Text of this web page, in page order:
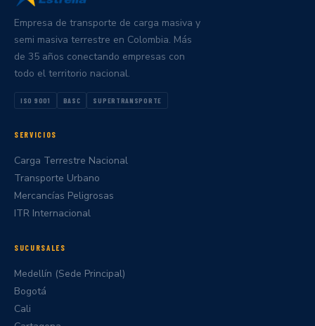
Empresa de transporte de carga masiva y
semi masiva terrestre en Colombia. Más
de 35 años conectando empresas con
todo el territorio nacional.
ISO 9001 BASC SUPERTRANSPORTE
SERVICIOS
Carga Terrestre Nacional
Transporte Urbano
Mercancías Peligrosas
ITR Internacional
SUCURSALES
Medellín (Sede Principal)
Bogotá
Cali